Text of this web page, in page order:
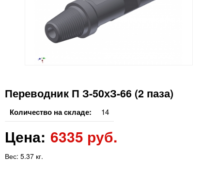
Переводник П З-50хЗ-66 (2 паза)
Количество на складе: 14
Цена: 6335 руб.
Вес: 5.37 кг.